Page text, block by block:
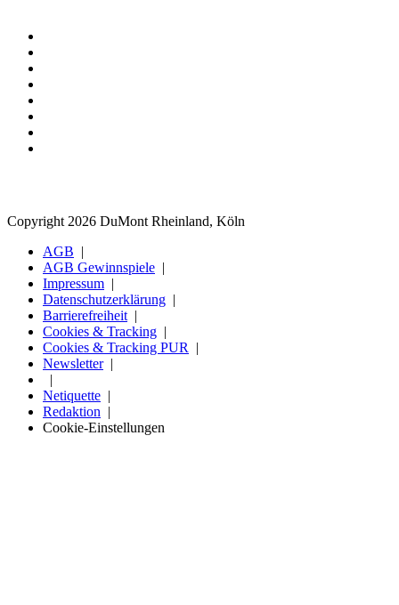
Copyright 2026 DuMont Rheinland, Köln
AGB
AGB Gewinnspiele
Impressum
Datenschutzerklärung
Barrierefreiheit
Cookies & Tracking
Cookies & Tracking PUR
Newsletter
Netiquette
Redaktion
Cookie-Einstellungen